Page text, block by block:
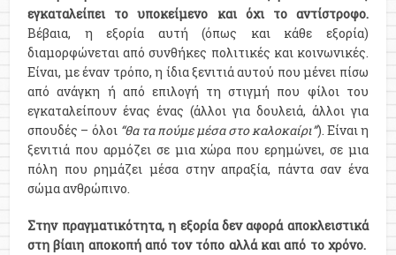
εγκαταλείπει το υποκείμενο και όχι το αντίστροφο.
Βέβαια, η εξορία αυτή (όπως και κάθε εξορία)
διαμορφώνεται από συνθήκες πολιτικές και κοινωνικές.
Είναι, με έναν τρόπο, η ίδια ξενιτιά αυτού που μένει πίσω
από ανάγκη ή από επιλογή τη στιγμή που φίλοι του
εγκαταλείπουν ένας ένας (άλλοι για δουλειά, άλλοι για
σπουδές – όλοι“θα τα πούμε μέσα στο καλοκαίρι”). Είναι η
ξενιτιά που αρμόζει σε μια χώρα που ερημώνει, σε μια
πόλη που ρημάζει μέσα στην απραξία, πάντα σαν ένα
σώμα ανθρώπινο.
Στην πραγματικότητα, η εξορία δεν αφορά αποκλειστικά
στη βίαιη αποκοπή από τον τόπο αλλά και από το χρόνο.